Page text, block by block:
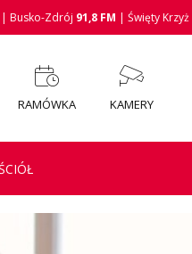
| Busko-Zdrój 91,8 FM | Święty Krzyż
RAMÓWKA KAMERY